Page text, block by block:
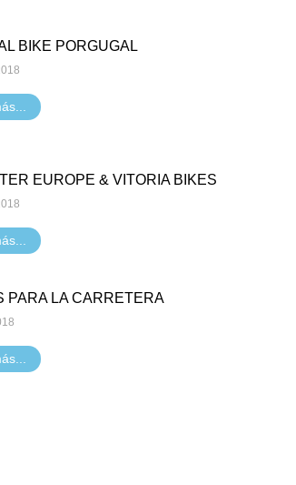
BIKE PORGUGAL
EUROPE & VITORIA BIKES
PARA LA CARRETERA